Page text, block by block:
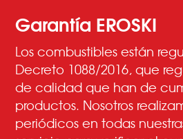
Garantía EROSKI
Los combustibles están
Decreto 1088/2016, que
de calidad que han de
productos. Nosotros
periódicos en todas